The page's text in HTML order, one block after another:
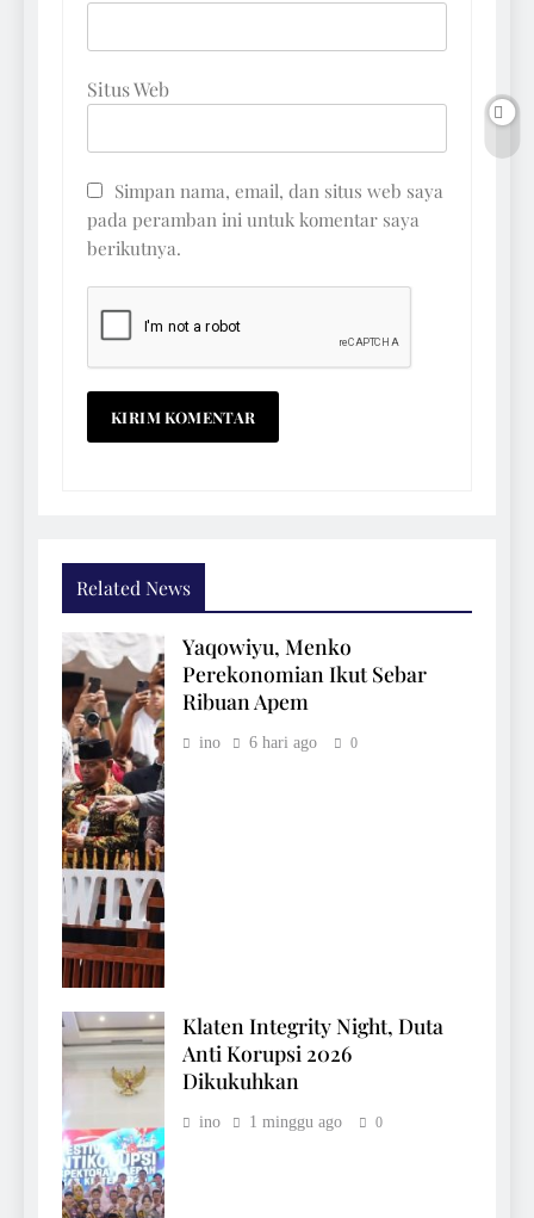
Situs Web
Simpan nama, email, dan situs web saya
pada peramban ini untuk komentar saya
berikutnya.
Related News
Yaqowiyu, Menko
Perekonomian Ikut Sebar
Ribuan Apem
ino 6 hari ago 0
Klaten Integrity Night, Duta
Anti Korupsi 2026
Dikukuhkan
ino 1 minggu ago 0